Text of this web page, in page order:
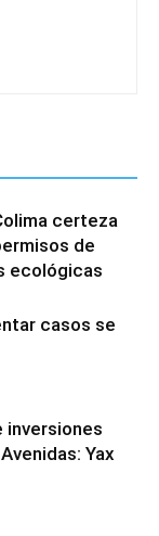
certeza
de
ecológicas
casos se
inversiones
Yax